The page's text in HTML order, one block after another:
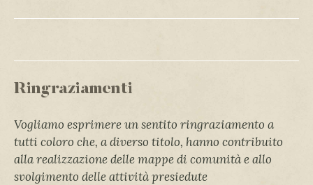
Ringraziamenti
Vogliamo esprimere un sentito ringraziamento a
tutti coloro che, a diverso titolo, hanno contribuito
alla realizzazione delle mappe di comunità e allo
svolgimento delle attività presiedute